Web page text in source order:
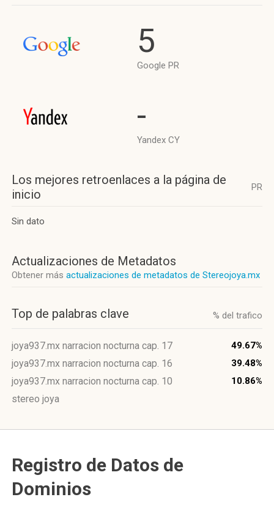
5
Google PR
-
Yandex CY
Los mejores retroenlaces a la página de
inicio
PR
Sin dato
Actualizaciones de Metadatos
Obtener más actualizaciones de metadatos de Stereojoya.mx
Top de palabras clave % del trafico
joya937.mx narracion nocturna cap. 17 49.67%
joya937.mx narracion nocturna cap. 16 39.48%
joya937.mx narracion nocturna cap. 10 10.86%
stereo joya
Registro de Datos de
Dominios